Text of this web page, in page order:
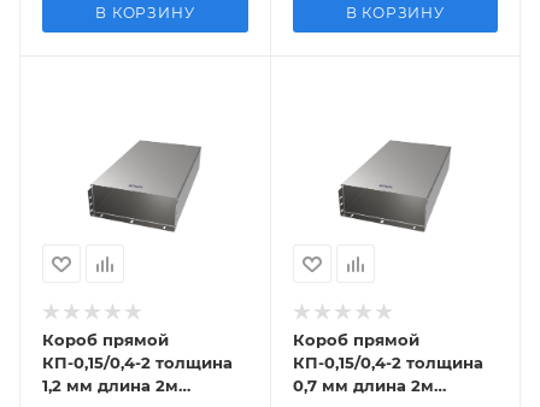
В КОРЗИНУ В КОРЗИНУ
Короб прямой
КП-0,15/0,4-2 толщина
1,2 мм длина 2м
Короб прямой
КП-0,15/0,4-2 толщина
0,7 мм длина 2м